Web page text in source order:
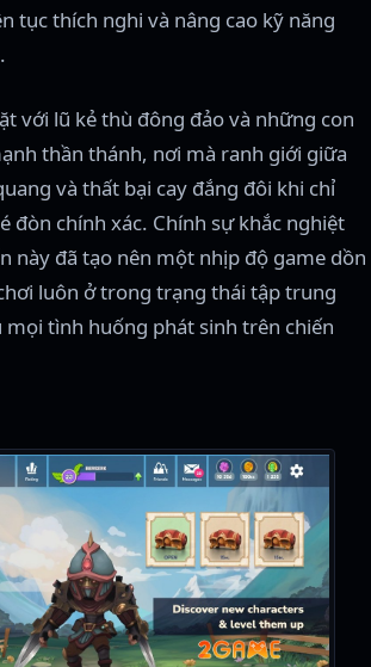
tục thích nghi và nâng cao kỹ năng
với lũ kẻ thù đông đảo và những con
thần thánh, nơi mà ranh giới giữa
và thất bại cay đắng đôi khi chỉ
đòn chính xác. Chính sự khắc nghiệt
này đã tạo nên một nhịp độ game dồn
luôn ở trong trạng thái tập trung
mọi tình huống phát sinh trên chiến